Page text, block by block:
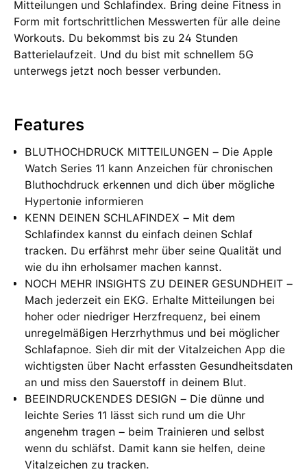
Mitteilungen und Schlafindex. Bring deine Fitness in
Form mit fortschrittlichen Messwerten für alle deine
Workouts. Du bekommst bis zu 24 Stunden
Batterielaufzeit. Und du bist mit schnellem 5G
unterwegs jetzt noch besser verbunden.
Features
BLUTHOCHDRUCK MITTEILUNGEN – Die Apple
Watch Series 11 kann Anzeichen für chronischen
Bluthochdruck erkennen und dich über mögliche
Hypertonie informieren
KENN DEINEN SCHLAFINDEX – Mit dem
Schlafindex kannst du einfach deinen Schlaf
tracken. Du erfährst mehr über seine Qualität und
wie du ihn erholsamer machen kannst.
NOCH MEHR INSIGHTS ZU DEINER GESUNDHEIT –
Mach jederzeit ein EKG. Erhalte Mitteilungen bei
hoher oder niedriger Herzfrequenz, bei einem
unregelmäßigen Herzrhythmus und bei möglicher
Schlafapnoe. Sieh dir mit der Vitalzeichen App die
wichtigsten über Nacht erfassten Gesundheitsdaten
an und miss den Sauerstoff in deinem Blut.
BEEINDRUCKENDES DESIGN – Die dünne und
leichte Series 11 lässt sich rund um die Uhr
angenehm tragen – beim Trainieren und selbst
wenn du schläfst. Damit kann sie helfen, deine
Vital­zeichen zu tracken.